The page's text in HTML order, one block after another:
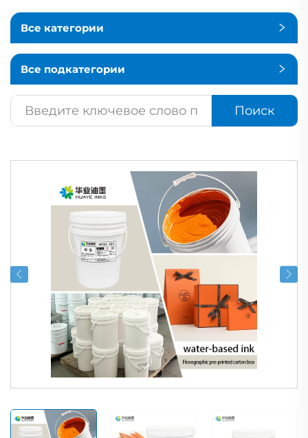
Все категории
Все подкатегории
Поиск